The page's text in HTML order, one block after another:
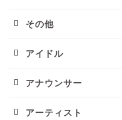
その他
アイドル
アナウンサー
アーティスト